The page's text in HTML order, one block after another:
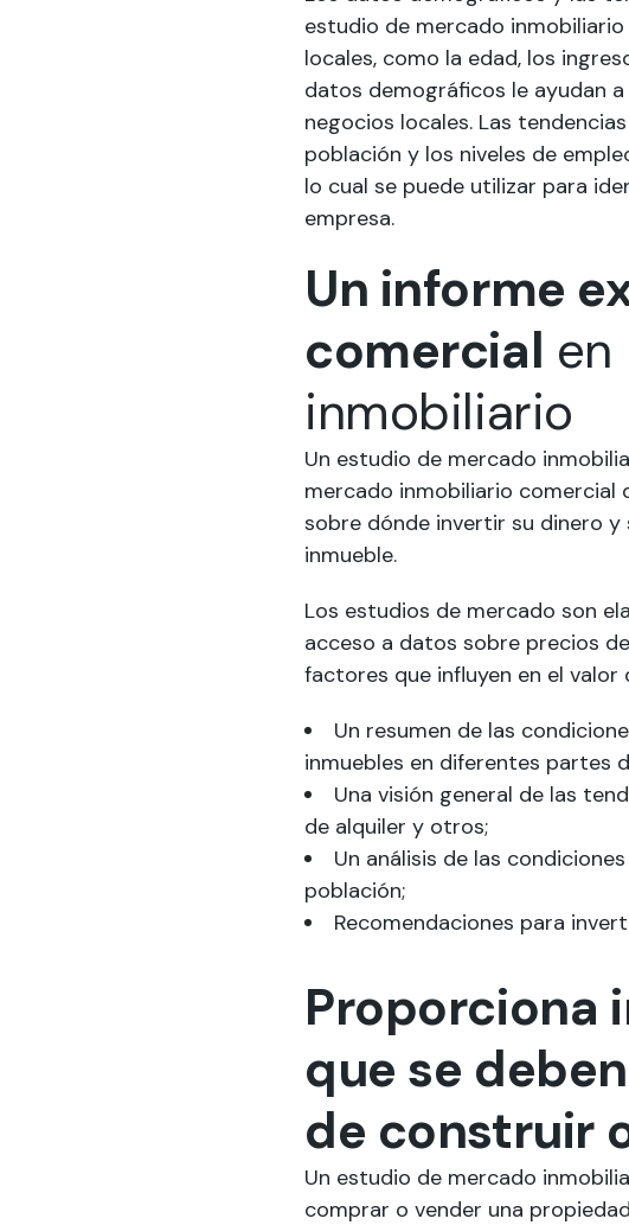
estudio de mercado
locales, como la edad, los
datos demográficos le ayudan
negocios locales. Las
población y los niveles de
lo cual se puede utilizar para
empresa.
Un informe
comercial
inmobiliario
Un estudio de mercado
mercado inmobiliario comercial
sobre dónde invertir su dinero
inmueble.
Los estudios de mercado son
acceso a datos sobre precios
factores que influyen en el valor
Un resumen de las
inmuebles en diferentes partes
Una visión general de las
de alquiler y otros;
Un análisis de las
población;
Recomendaciones para
Proporciona
que se
de construir
Un estudio de mercado
comprar o vender una